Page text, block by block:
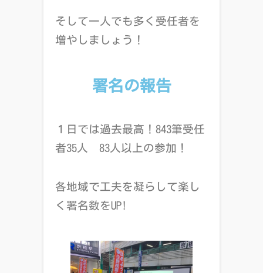
そして一人でも多く受任者を
増やしましょう！
署名の報告
１日では過去最高！843筆受任
者35人 83人以上の参加！
各地域で工夫を凝らして楽し
く署名数をUP!